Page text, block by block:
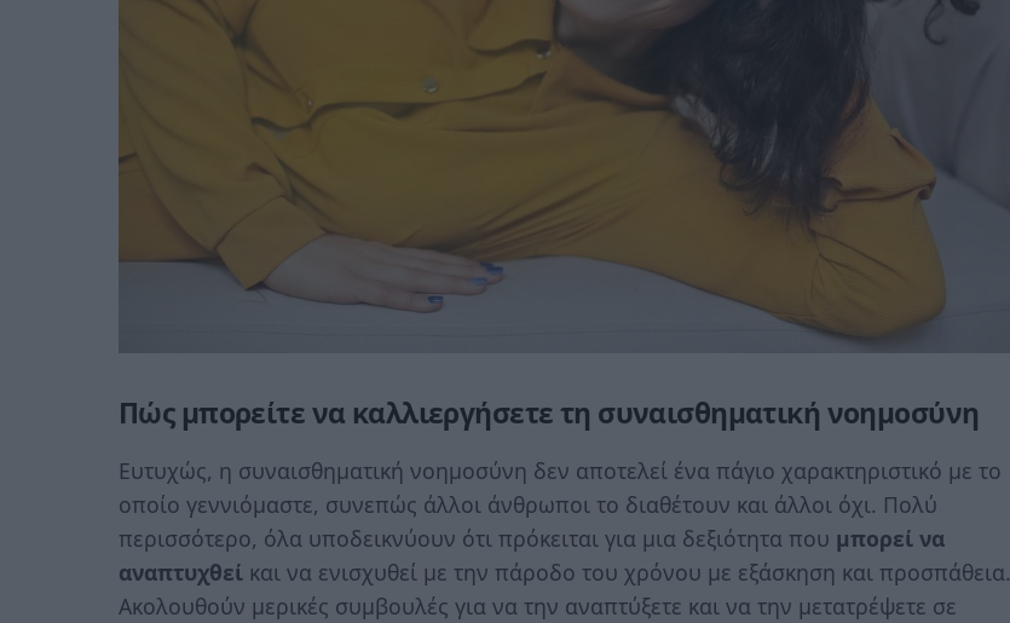
Πώς μπορείτε να καλλιεργήσετε τη συναισθηματική νοημοσύνη
Ευτυχώς, η συναισθηματική νοημοσύνη δεν αποτελεί ένα πάγιο χαρακτηριστικό με το
οποίο γεννιόμαστε, συνεπώς άλλοι άνθρωποι το διαθέτουν και άλλοι όχι. Πολύ
περισσότερο, όλα υποδεικνύουν ότι πρόκειται για μια δεξιότητα που μπορεί να
αναπτυχθεί και να ενισχυθεί με την πάροδο του χρόνου με εξάσκηση και προσπάθεια.
Ακολουθούν μερικές συμβουλές για να την αναπτύξετε και να την μετατρέψετε σε